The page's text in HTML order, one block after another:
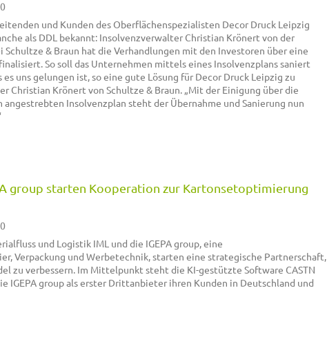
und Kunden des Oberflächenspezialisten Decor Druck Leipzig
als DDL bekannt: Insolvenzverwalter Christian Krönert von der
& Braun hat die Verhandlungen mit den Investoren über eine
So soll das Unternehmen mittels eines Insolvenzplans saniert
es uns gelungen ist, so eine gute Lösung für Decor Druck Leipzig zu
Christian Krönert von Schultze & Braun. „Mit der Einigung über die
Insolvenzplan steht der Übernahme und Sanierung nun
group starten Kooperation zur Kartonsetoptimierung
und Logistik IML und die IGEPA group, eine
Verpackung und Werbetechnik, starten eine strategische Partnerschaft,
zu verbessern. Im Mittelpunkt steht die KI-gestützte Software CASTN
IGEPA group als erster Drittanbieter ihren Kunden in Deutschland und